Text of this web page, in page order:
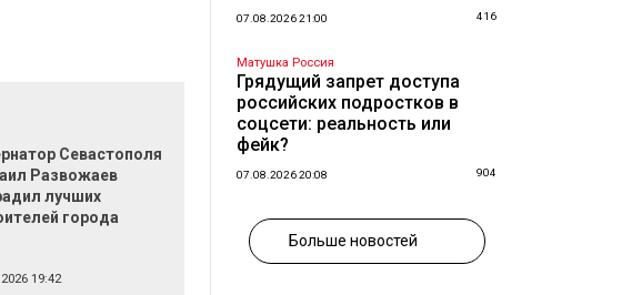
Севастополя
Развожаев
лучших
города
19:42
07.08.2026 21:00 416
Матушка Россия
Грядущий запрет доступа
российских подростков в
соцсети: реальность или
фейк?
07.08.2026 20:08 904
Больше новостей